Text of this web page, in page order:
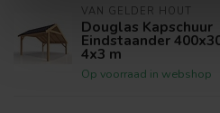
VAN GELDER HOUT
Douglas Kapschuur
Eindstaander
4x3 m
Op voorraad in webshop